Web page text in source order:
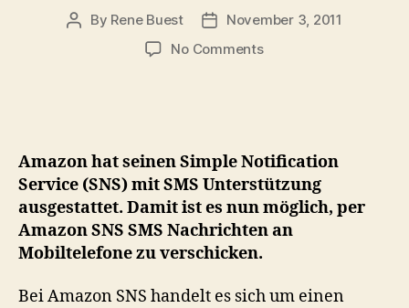
Post
By Rene Buest
PostNovember 3, 2011
No Commentson
Verschicken
von
SMS
Nachrichten
Amazon hat seinen Simple Notification
Service (SNS) mit SMS Unterstützung
ausgestattet. Damit ist es nun möglich, per
Amazon SNS SMS Nachrichten an
Mobiltelefone zu verschicken.
Bei Amazon SNS handelt es sich um einen